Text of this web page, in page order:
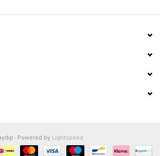
- Powered by Lightspeed